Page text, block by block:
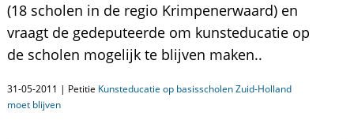
(18 scholen in de regio Krimpenerwaard) en
vraagt de gedeputeerde om kunsteducatie op
de scholen mogelijk te blijven maken..
31-05-2011 | Petitie Kunsteducatie op basisscholen Zuid-Holland
moet blijven